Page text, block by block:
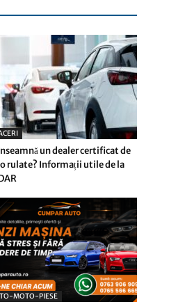
un dealer certificat de
rulate? Informații utile de la
MOTO-PIESE